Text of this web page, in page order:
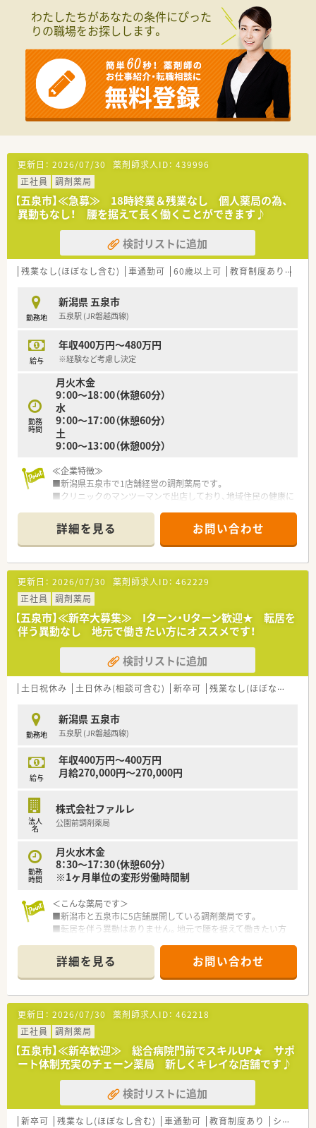
わたしたちがあなたの条件にぴった
りの職場をお探しします。
更新日： 2026/07/30 薬剤師求人ID： 439996
正社員
調剤薬局
【五泉市】≪急募≫ 18時終業＆残業なし 個人薬局の為、
異動もなし！ 腰を据えて長く働くことができます♪
検討リストに追加
残業なし(ほぼなし含む) 車通勤可 60歳以上可 教育制度あり
勤務地
新潟県 五泉市
五泉駅 (JR磐越西線)
給与
年収400万円～480万円
※経験など考慮し決定
勤務
時間
月火木金
9：00〜18：00（休憩60分）
水
9：00〜17：00（休憩60分）
土
9：00〜13：00（休憩00分）
≪企業特徴≫
■新潟県五泉市で1店舗経営の調剤薬局です。
■クリニックのマンツーマンで出店しており、地域住民の健康に
■社長は男性で物腰柔らかく話しやすい方です。現場では薬剤
師として勤務しています。
≪業務内容≫
■内科（循環器科、消化器科）の処方箋を中心に応需しています。
■1日の処方箋枚数は平均50枚～60枚です。
■外来対応に加えて在宅業務（居宅、施設）にも取り組んでいま
す。
≪働く環境について≫
■社長が薬剤師として現場にいるので分からないことは聞きや
すい環境です。
■1店舗展開のため異動はなく腰を据えて勤務が出来ます。
■開局は18時までで残業はほぼありません。
方になります。
■車で5分の距離にスーパーマーケットがあり勤務後の買い物は
便利な立地です。
詳細を見る お問い合わせ
更新日： 2026/07/30 薬剤師求人ID： 462229
正社員
調剤薬局
【五泉市】≪新卒大募集≫ Iターン・Uターン歓迎★ 転居を
伴う異動なし 地元で働きたい方にオススメです！
検討リストに追加
土日祝休み 土日休み(相談可含む) 新卒可 残業なし(ほぼなし含む)
勤務地
新潟県 五泉市
五泉駅 (JR磐越西線)
給与
年収400万円～400万円
月給270,000円～270,000円
法人
名
株式会社ファルレ
公園前調剤薬局
勤務
時間
月火水木金
8：30～17：30（休憩60分）
※1ヶ月単位の変形労働時間制
＜こんな薬局です＞
■新潟市と五泉市に5店舗展開している調剤薬局です。
■転居を伴う異動はありません。地元で腰を据えて働きたい方
■病院門前2店舗、クリニック門前3店舗の割合で展開しており、
配属店舗に応じて様々な経験を積むことが出来ます。
■近隣にある病院（神経内科・循環器内科・腎臓内科など）から処
方箋を応需しています。
■1日の平均処方箋枚数は30枚程度。薬剤師は常時1～2名体制
で運営しています。
■残業は月10時間程度と少なめです。しっかりプライベートの
時間を確保しながらメリハリをつけて働けます。
＜店舗環境＆働きやすさ◎＞
■東証プライム上場企業のグループ会社ですので、福利厚生が充
実しています。
■20代～60代の幅広い年代の薬剤師さんが活躍しています。中
途採用で入社されても、すぐに馴染める環境です。
詳細を見る お問い合わせ
更新日： 2026/07/30 薬剤師求人ID： 462218
正社員
調剤薬局
【五泉市】≪新卒歓迎≫ 総合病院門前でスキルUP★ サポ
ート体制充実のチェーン薬局 新しくキレイな店舗です♪
検討リストに追加
新卒可 残業なし(ほぼなし含む) 車通勤可 教育制度あり シフト制